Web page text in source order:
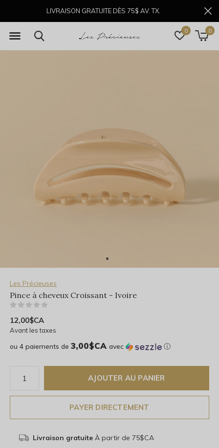
0 0
LIVRAISON GRATUITE DÈS 75$ AV. TX.
Les Précieuses
Pince à cheveux Croissant - Ivoire
12,00$CA
Avant les taxes
ou 4 paiements de 3,00$CA avec ⓘ
AJOUTER AU PANIER
PAYER DIRECTEMENT
Livraison gratuiteÀ partir de 75$CA